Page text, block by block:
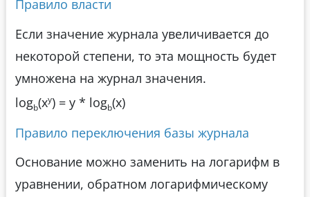
Правило власти
Если значение журнала увеличивается до
некоторой степени, то эта мощность будет
умножена на журнал значения.
logb(xy) = y * logb(x)
Правило переключения базы журнала
Основание можно заменить на логарифм в
уравнении, обратном логарифмическому